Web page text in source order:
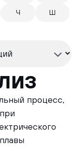
Ч Ш
процесс,